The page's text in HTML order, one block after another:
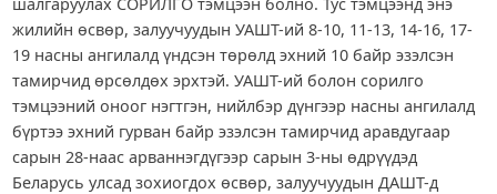
жилийн өсвөр, залуучуудын УАШТ-ий 8-10, 11-13, 14-16, 17-
19 насны ангилалд үндсэн төрөлд эхний 10 байр эзэлсэн
тамирчид өрсөлдөх эрхтэй. УАШТ-ий болон сорилго
тэмцээний оноог нэгтгэн, нийлбэр дүнгээр насны ангилалд
бүртээ эхний гурван байр эзэлсэн тамирчид аравдугаар
сарын 28-наас арваннэгдүгээр сарын 3-ны өдрүүдэд
Беларусь улсад зохиогдох өсвөр, залуучуудын ДАШТ-д